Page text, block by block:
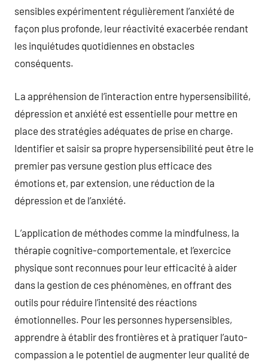
sensibles expérimentent régulièrement l’anxiété de
façon plus profonde, leur réactivité exacerbée rendant
les inquiétudes quotidiennes en obstacles
conséquents.
La appréhension de l’interaction entre hypersensibilité,
dépression et anxiété est essentielle pour mettre en
place des stratégies adéquates de prise en charge.
Identifier et saisir sa propre hypersensibilité peut être le
premier pas versune gestion plus efficace des
émotions et, par extension, une réduction de la
dépression et de l’anxiété.
L’application de méthodes comme la mindfulness, la
thérapie cognitive-comportementale, et l’exercice
physique sont reconnues pour leur efficacité à aider
dans la gestion de ces phénomènes, en offrant des
outils pour réduire l’intensité des réactions
émotionnelles. Pour les personnes hypersensibles,
apprendre à établir des frontières et à pratiquer l’auto-
compassion a le potentiel de augmenter leur qualité de